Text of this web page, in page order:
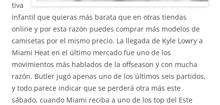
tiva
infantil que quieras más barata que en otras tiendas
online y por esta razón puedes comprar más modelos de
camisetas por el mismo precio. La llegada de Kyle Lowry a
Miami Heat en el último mercado fue uno de los
movimientos más hablados de la offseason y con mucha
razón. Butler jugó apenas uno de los últimos seis partidos,
y todo parece indicar que se perderá otra más este
sábado, cuando Miami reciba a uno de los top del Este